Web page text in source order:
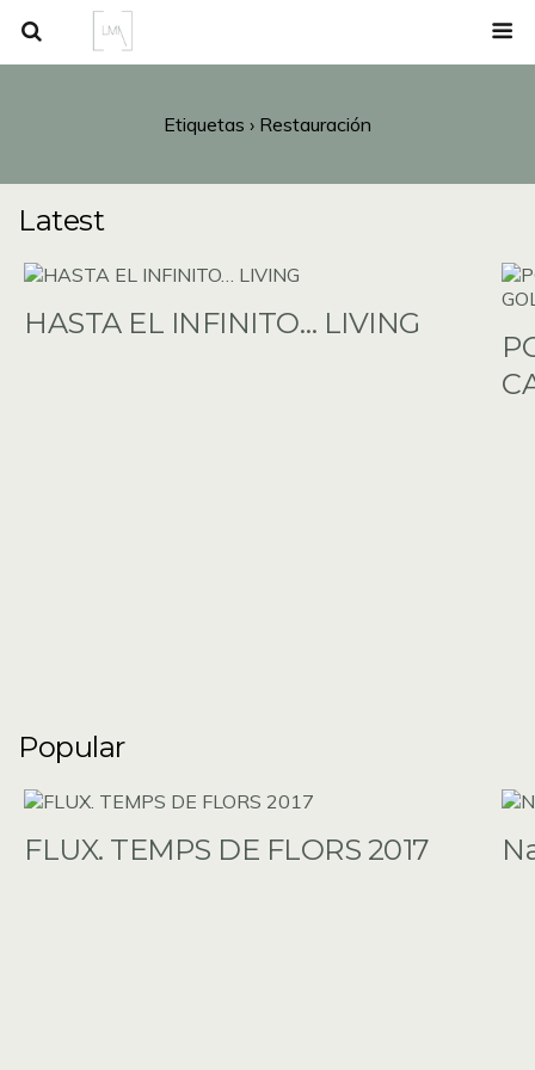
Etiquetas › Restauración
Latest
HASTA EL INFINITO… LIVING
Popular
FLUX. TEMPS DE FLORS 2017